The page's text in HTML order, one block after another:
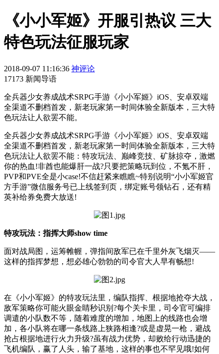
《小小军姬》开服引热议 三大
特色玩法征服玩家
2018-09-07 11:16:36 神评论
17173 新闻导语
全兵器少女养成战术SRPG手游《小小军姬》iOS、安卓双端
全渠道不删档首发，新老玩家第一时间体验全新版本，三大特
色玩法让人欲罢不能。
全兵器少女养成战术SRPG手游《小小军姬》iOS、安卓双端
全渠道不删档首发，新老玩家第一时间体验全新版本，三大特
色玩法让人欲罢不能：特攻玩法、巅峰竞技、矿脉掠夺，激燃
你的热血!非酋也能爆肝一战?只要把策略玩到位，不氪不肝，
PVP和PVE全是小case!不信赶紧来瞧瞧~特别说明“小小军姬官
方手游”微信服务号已上线签到页，绑定账号领钻石，还有精
英补给券免费大放送!
特攻玩法：指挥大师show time
面对战局图，运筹帷幄，弹指间敌军已在千里外灰飞烟灭——
这样的指挥梦想，想必雄心勃勃的司令官大人早有畅想!
在《小小军姬》的特攻玩法里，编队指挥、根据地抢夺大战，
敌军策略你可能火眼金睛秒识别?每个关卡里，司令官可编排
调遣的小队数不等，随着难度的增加，地图上的线路也会增
加，各小队将在哪一条线路上狭路相逢?或是虚晃一枪，避战
抢占根据地进行火力升级?虽有战力优势，却败给行动迅捷的
飞机编队，赢了人头，输了基地，这样的事也不罕见哦!如何